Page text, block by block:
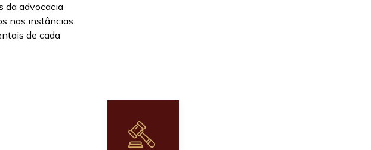
da advocacia
nas instâncias
de cada